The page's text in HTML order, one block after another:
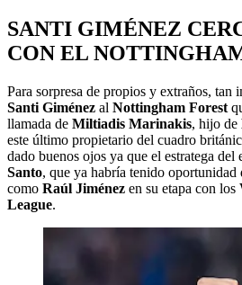
SANTI GIMÉNEZ
CON EL
Para sorpresa de propios y extraños, tan
Santi Giménez al Nottingham Forest
llamada de Miltiadis Marinakis, hijo de
este último propietario del cuadro
dado buenos ojos ya que el estratega del
Santo, que ya habría tenido oportunidad
como Raúl Jiménez en su etapa con los
League.